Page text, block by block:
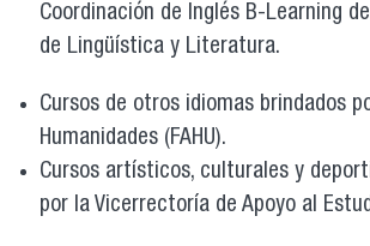
Coordinación de Inglés B-Learning
de Lingüística y Literatura.
Cursos de otros idiomas brindados
Humanidades (FAHU).
Cursos artísticos, culturales y
por la Vicerrectoría de Apoyo al